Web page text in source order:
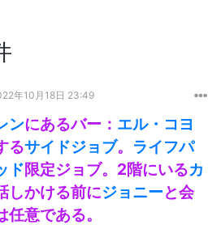
年10月18日 23:49
ンにあるバー： エル・コヨ
るサイドジョブ。 ライフパ
ド限定ジョブ。2階にいるカ
しかける前にジョニーと会
意である。